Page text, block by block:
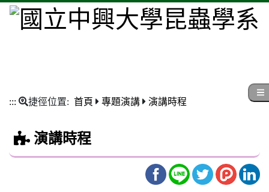
::: 捷徑位置: 首頁 專題演講 演講時程
演講時程